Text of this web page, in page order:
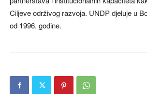
Ciljeve održivog razvoja. UNDP djeluje u
od 1996. godine.